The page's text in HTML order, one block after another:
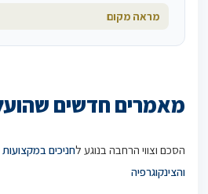
מראה מקום
מאמרים חדשים
הסכם וצווי הרחבה בנוגע לחניכים
והצינקוגרפיה